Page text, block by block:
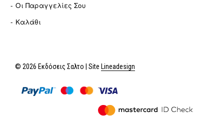
Οι Παραγγελίες Σου
Καλάθι
© 2026 Εκδόσεις Σαλτο | Site Lineadesign